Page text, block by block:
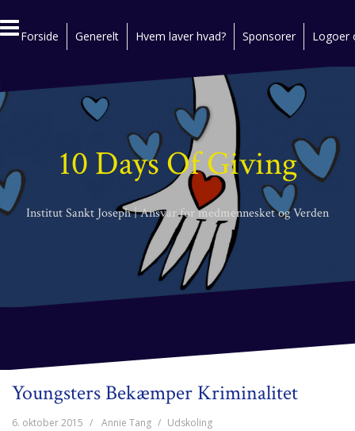
k
o
c
e
n
t
Forside Generelt Hvem laver hvad? Sponsorer Logoer
10 Days Of Giving
Institut Sankt Joseph | Ansvar for medmennesket og Verden
Youngsters Bekæmper Kriminalitet
6. oktober 2015 Annie Tang Udskoling